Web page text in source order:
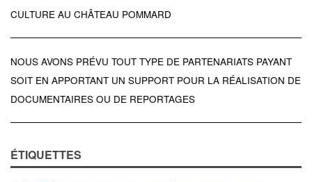
CULTURE AU CHÂTEAU POMMARD
NOUS AVONS PRÉVU TOUT TYPE DE PARTENARIATS PAYANT
SOIT EN APPORTANT UN SUPPORT POUR LA RÉALISATION DE
DOCUMENTAIRES OU DE REPORTAGES
ÉTIQUETTES